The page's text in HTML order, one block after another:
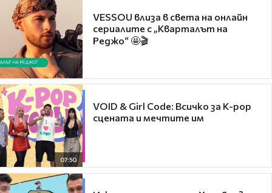
VESSOU влиза в света на онлайн
сериалите с „Кварталът на
Реджо“ 🤩🎬
07:50
VOID & Girl Code: Всичко за K-pop
сцената и мечтите им